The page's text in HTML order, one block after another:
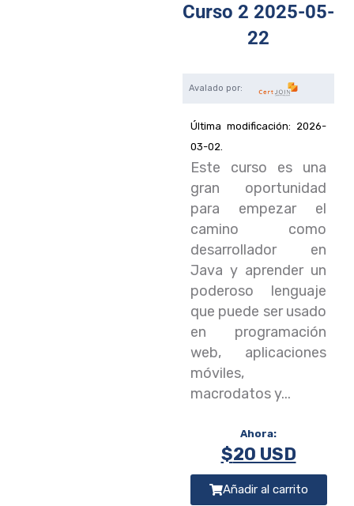
Curso 2 2025-05-
22
Última modificación: 2026-
03-02.
Este curso es una
gran oportunidad
para empezar el
camino como
desarrollador en
Java y aprender un
poderoso lenguaje
que puede ser usado
en programación
web, aplicaciones
móviles,
macrodatos y...
$20 USD
Añadir al carrito